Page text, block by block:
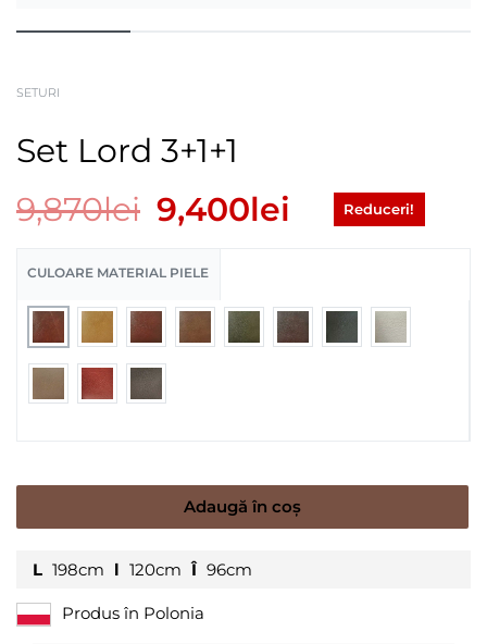
SETURI
Set Lord 3+1+1
9,870lei 9,400lei Reduceri!
CULOARE MATERIAL PIELE
Adaugă în coș
L 198cm l 120cm Î 96cm
Produs în Polonia